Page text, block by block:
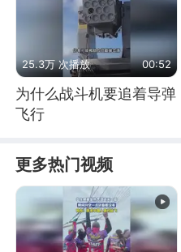
25.3万 次播放 00:52
为什么战斗机要追着导弹
飞行
更多热门视频